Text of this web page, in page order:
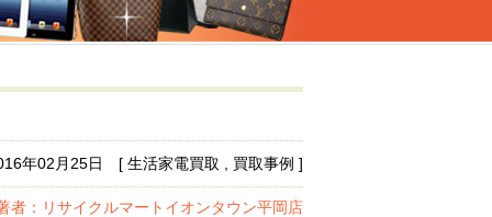
年02月25日 [ 生活家電買取 , 買取事例 ]
者：リサイクルマートイオンタウン平岡店